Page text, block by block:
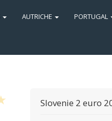
AUTRICHE PORTUGAL
Slovenie 2 euro